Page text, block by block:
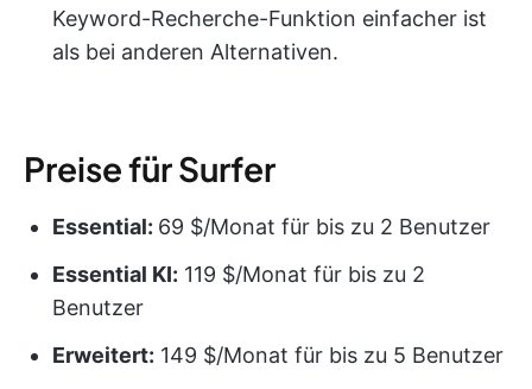
Keyword-Recherche-Funktion einfacher ist
als bei anderen Alternativen.
Preise für Surfer
Essential: 69 $/Monat für bis zu 2 Benutzer
Essential KI: 119 $/Monat für bis zu 2
Benutzer
Erweitert: 149 $/Monat für bis zu 5 Benutzer